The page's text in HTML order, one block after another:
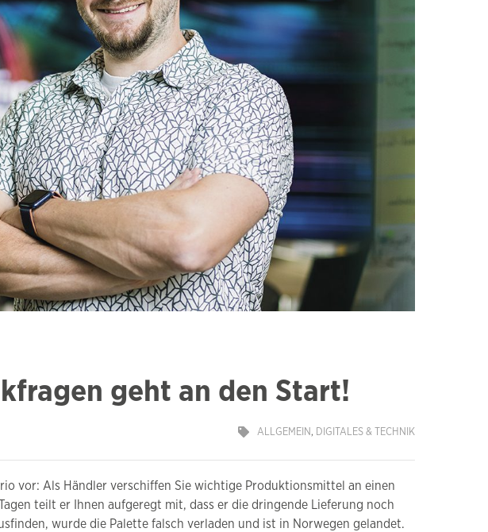
geht an den Start!
ALLGEMEIN, DIGITALES & TECHNIK
vor: Als Händler verschiffen Sie wichtige Produktionsmittel an einen
teilt er Ihnen aufgeregt mit, dass er die dringende Lieferung noch
wurde die Palette falsch verladen und ist in Norwegen gelandet.